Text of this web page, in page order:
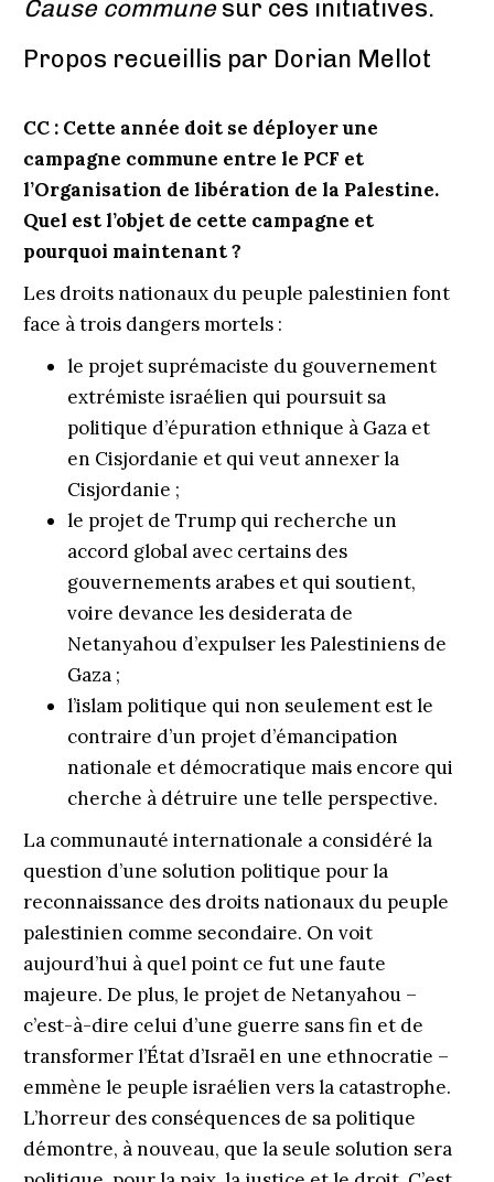
Cause communesur ces initiatives.
Propos recueillis par Dorian Mellot
CC : Cette année doit se déployerune
campagne commune entre le PCF et
l’Organisation de libération de la Palestine.
Quel est l’objet de cette campagne et
pourquoi maintenant ?
Les droits nationaux du peuple palestinien font
face à trois dangers mortels :
le projet suprémaciste du gouvernement
extrémiste israélien qui poursuit sa
politique d’épuration ethnique à Gaza et
en Cisjordanie et qui veut annexer la
Cisjordanie ;
le projet de Trump qui recherche un
accord global avec certains des
gouvernements arabes et qui soutient,
voire devance les desiderata de
Netanyahou d’expulser les Palestiniens de
Gaza ;
l’islam politique qui non seulement est le
contraire d’un projet d’émancipation
nationale et démocratique mais encore qui
cherche à détruire une telle perspective.
La communauté internationale a considéré la
question d’une solution politique pour la
reconnaissance des droits nationaux du peuple
palestinien comme secondaire. On voit
aujourd’hui à quel point ce fut une faute
majeure. De plus, le projet de Netanyahou –
c’est-à-dire celui d’une guerre sans fin et de
transformer l’État d’Israël en une ethnocratie –
emmène le peuple israélien vers la catastrophe.
L’horreur des conséquences de sa politique
démontre, à nouveau, que la seule solution sera